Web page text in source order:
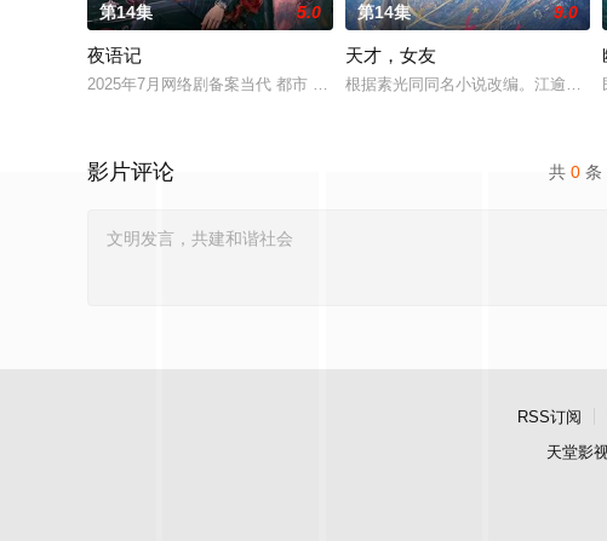
第14集 5.0
夜语记
2025年7月网络剧备案当代 都市 海南越酷文化传媒有限公司
第14集 9.0
天才，女友
根据素光同同名小说改编。江逾白长
共 0 条
影片评论
RSS订阅
天堂影